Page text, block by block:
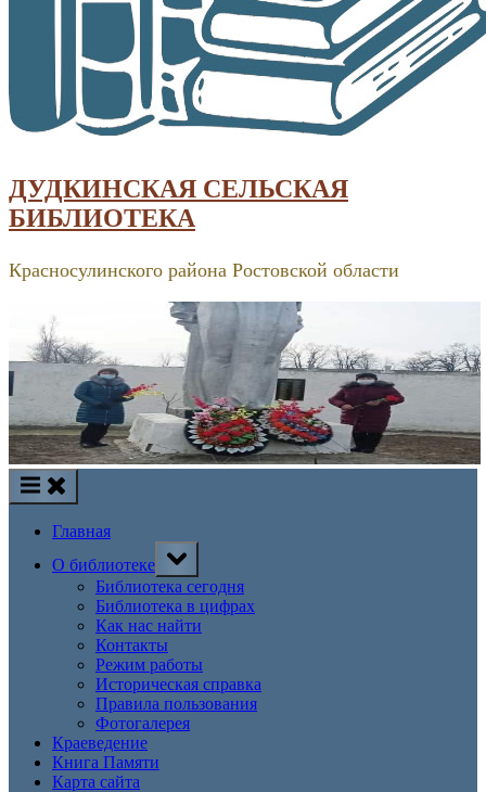
ДУДКИНСКАЯ СЕЛЬСКАЯ
БИБЛИОТЕКА
Красносулинского района Ростовской области
Главная
О библиотеке
Toggle
sub-
menu
Библиотека сегодня
Библиотека в цифрах
Как нас найти
Контакты
Режим работы
Историческая справка
Правила пользования
Фотогалерея
Краеведение
Книга Памяти
Карта сайта